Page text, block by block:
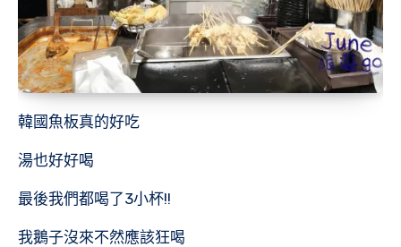
韓國魚板真的好吃
湯也好好喝
最後我們都喝了3小杯!!
我鵝子沒來不然應該狂喝